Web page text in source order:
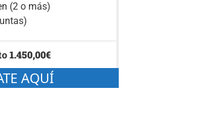
(2 o más)
1.450,00€
AQUÍ